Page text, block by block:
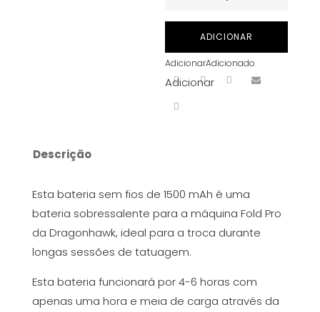
para
máquina
Fold
ADICIONAR
AdicionarAdicionado
Adicionar
Descrição
Esta bateria sem fios de 1500 mAh é uma
bateria sobressalente para a máquina Fold Pro
da Dragonhawk, ideal para a troca durante
longas sessões de tatuagem.
Esta bateria funcionará por 4-6 horas com
apenas uma hora e meia de carga através da